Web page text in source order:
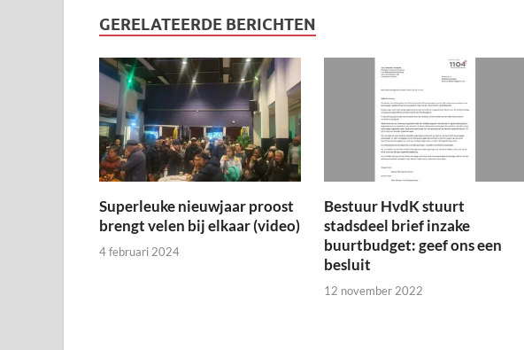
GERELATEERDE BERICHTEN
Superleuke nieuwjaar proost
brengt velen bij elkaar (video)
4 februari 2024
Bestuur HvdK stuurt
stadsdeel brief inzake
buurtbudget: geef ons een
besluit
12 november 2022